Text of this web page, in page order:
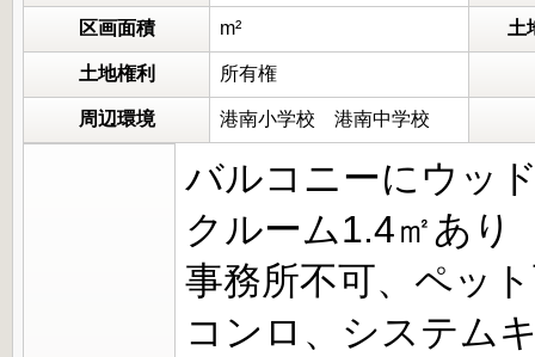
区画面積 m² 土
土地権利 所有権
周辺環境 港南小学校 港南中学校
バルコニーにウッ
クルーム1.4㎡あり
事務所不可、ペッ
コンロ、システム